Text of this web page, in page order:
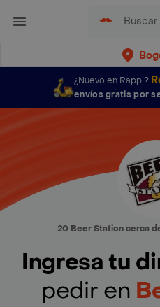
¿Nuevo en Rappi?
envíos gratis por
20 Beer Station cerca
Ingresa tu
pedir en